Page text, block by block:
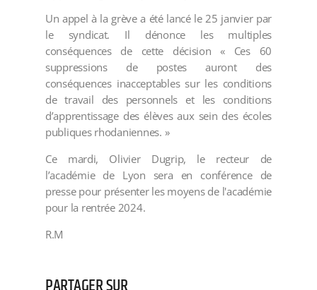
Un appel à la grève a été lancé le 25 janvier par
le syndicat. Il dénonce les multiples
conséquences de cette décision « Ces 60
suppressions de postes auront des
conséquences inacceptables sur les conditions
de travail des personnels et les conditions
d’apprentissage des élèves aux sein des écoles
publiques rhodaniennes. »
Ce mardi, Olivier Dugrip, le recteur de
l’académie de Lyon sera en conférence de
presse pour présenter les moyens de l'académie
pour la rentrée 2024.
R.M